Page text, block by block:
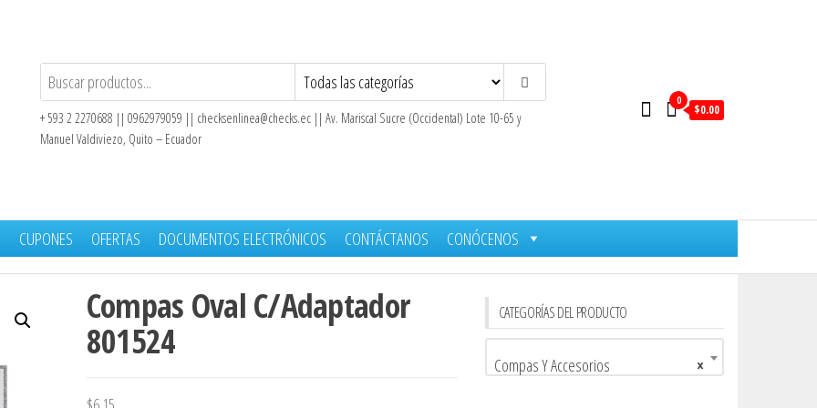
+ 593 2 2270688 || 0962979059 || checksenlinea@checks.ec || Av. Mariscal Sucre (Occidental) Lote 10-65 y
Manuel Valdiviezo, Quito – Ecuador
0
$0.00
CUPONES OFERTAS DOCUMENTOS ELECTRÓNICOS CONTÁCTANOS CONÓCENOS
Compas Oval C/Adaptador
801524
CATEGORÍAS DEL PRODUCTO
×
Compas Y Accesorios